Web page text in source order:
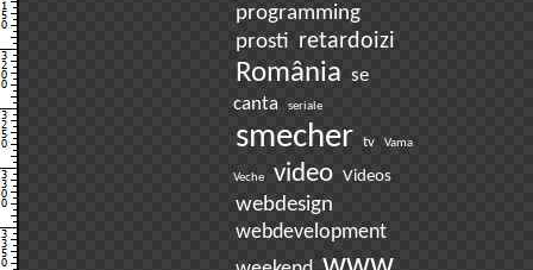
programming
prosti retardoizi
România se
canta
seriale
smecher tv Vama
Veche video Videos
webdesign
webdevelopment